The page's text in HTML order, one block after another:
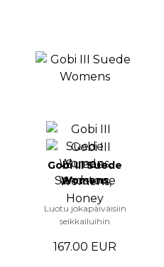
Gobi III Suede
Womens
Luotu jokapäiväisiin
seikkailuihin
167.00 EUR